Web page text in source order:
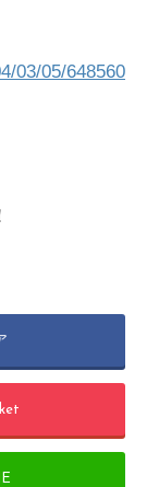
03/05/648560